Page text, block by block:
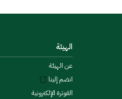
الهيئة
عن الهيئة
انضم إلينا
الفوترة الإلكترونية